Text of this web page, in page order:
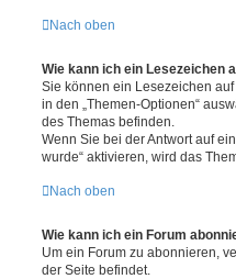
Nach oben
Wie kann ich ein Lesezeichen
Sie können ein Lesezeichen
in den „Themen-Optionen“
des Themas befinden.
Wenn Sie bei der Antwort auf
wurde“ aktivieren, wird das
Nach oben
Wie kann ich ein Forum
Um ein Forum zu abonnieren,
der Seite befindet.